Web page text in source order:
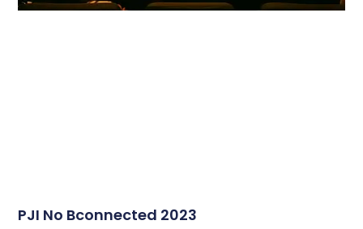
PJI No Bconnected 2023